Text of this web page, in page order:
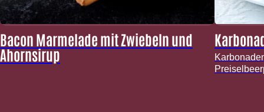
Bacon Marmelade mit Zwiebeln und
Ahornsirup